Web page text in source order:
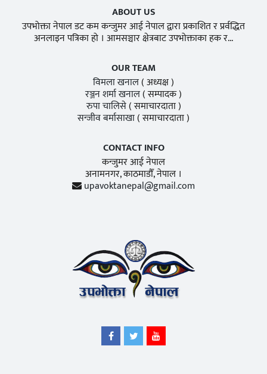
ABOUT US
उपभोक्ता नेपाल डट कम कन्जुमर आई नेपाल द्वारा प्रकाशित र प्रर्वद्धित
अनलाइन पत्रिका हो । आमसञ्चार क्षेत्रबाट उपभोक्ताका हक र...
OUR TEAM
विमला खनाल( अध्यक्ष )
रञ्जन शर्मा खनाल( सम्पादक )
रुपा चालिसे( समाचारदाता )
सन्जीव बर्मासाखा( समाचारदाता )
CONTACT INFO
कन्जुमर आई नेपाल
अनामनगर, काठमाडाैँ, नेपाल ।
upavoktanepal@gmail.com